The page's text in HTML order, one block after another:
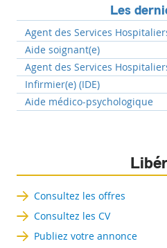
Les
Agent des Services
Aide soignant(e)
Agent des Services
Infirmier(e) (IDE)
Aide médico-psychologique
Consultez les offres
Consultez les CV
Publiez votre annonce